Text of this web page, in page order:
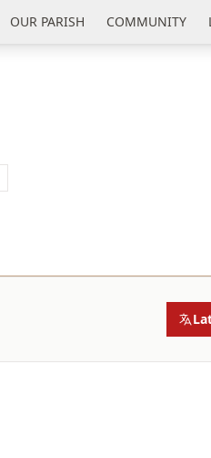
OUR PARISH COMMUNITY